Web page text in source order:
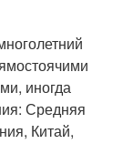
иногда
Средняя
Китай,